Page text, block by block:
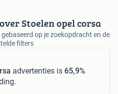
Stoelen opel corsa
op je zoekopdracht en de
filters
advertenties is 65,9%